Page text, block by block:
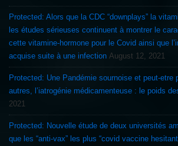
Protected: Alors que la CDC “downplays” la
les études sérieuses continuent à montrer le
cette vitamine-hormone pour le Covid ainsi que
acquise suite à une infection August 12, 2021
Protected: Une Pandémie sournoise et peut-etre
autres, l’iatrogénie médicamenteuse : le poids
2021
Protected: Nouvelle étude de deux universités
que les “anti-vax” les plus “covid vaccine